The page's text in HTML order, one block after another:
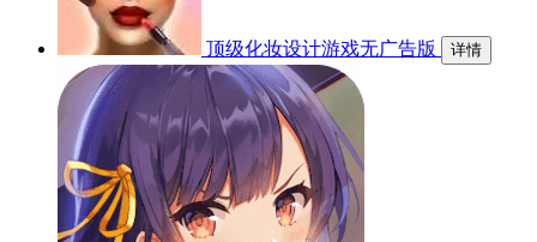
顶级化妆设计游戏无广告版 详情